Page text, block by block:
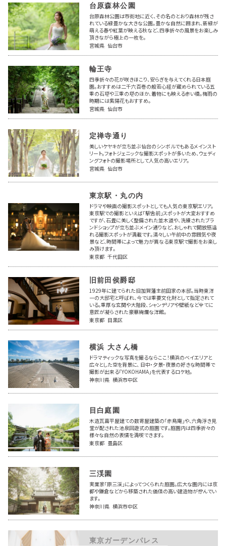
台原森林公園
台原森林公園は市街地に近く、その名のとおり森林が残さ
れている緑豊かな大きな公園。豊かな自然に囲まれ、新緑が
萌える春や紅葉が映える秋など、四季折々の風景をお楽しみ
頂きながら極上の一枚を。
宮城県 仙台市
輪王寺
四季折々の花が咲きほこり、安らぎを与えてくれる日本庭
園。おすすめは二千六百巻の般若心経が蔵められている五
重の石塔や三重の塔のほか、着物にも映える赤い橋。梅雨の
時期には紫陽花もおすすめ。
宮城県 仙台市
定禅寺通り
美しいケヤキが立ち並ぶ仙台のシンボルでもあるメインスト
リート。フォトジェニックな撮影スポットが多いため、ウェディ
ングフォトの撮影場所として人気の高いエリア。
宮城県 仙台市
東京駅・丸の内
ドラマや映画の撮影スポットとしても人気の東京駅エリア。
東京駅での撮影といえば「駅舎前」スポットが大変おすすめ
ですが、石畳に美しく整備された並木道や、洗練されたブラ
ンドショップが立ち並ぶメイン通りなど、おしゃれで開放感溢
れる撮影スポットが満載です。清々しい午前中の雰囲気や夜
景など、時間帯によって魅力が異なる東京駅で撮影をお楽し
み頂けます。
東京都 千代田区
旧前田侯爵邸
1929年に建てられた旧加賀藩主前田家の本邸。当時東洋
一の大邸宅と呼ばれ、今では重要文化財として指定されて
いる。重厚な玄関や大階段、シャンデリアや壁紙など全てに
意匠が凝らされた豪華絢爛な洋館。
東京都 目黒区
横浜 大さん橋
ドラマティックな写真を撮るならここ！横浜のベイエリアと
広々とした空を背景に、 日中・夕景・夜景の好きな時間帯で
撮影が出来る「YOKOHAMA」を代表するロケ地。
神奈川県 横浜市中区
目白庭園
木造瓦葺平屋建ての数寄屋建築の「赤鳥庵」や、六角浮き見
堂が配された池泉回遊式の庭園です。庭園内は四季折々の
様々な自然の表情を満喫できます。
東京都 豊島区
三渓園
実業家「原三渓」によってつくられた庭園。広大な園内には京
都や鎌倉などから移築された価値の高い建造物が佇んでい
ます。
神奈川県 横浜市中区
東京ガーデンパレス